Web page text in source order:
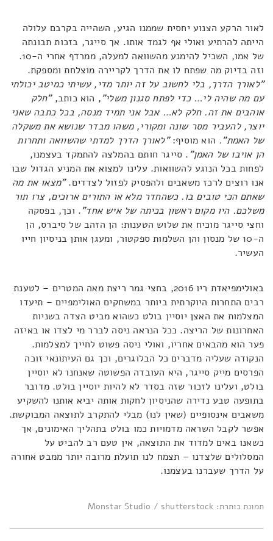
לאור הרקע הצנוע יחסית שממנו הגיע, השהייה בקרבם עלולה
הייתה להרתיע ואולי אף לגמד אותו. אך סייגר, בזכות תבונתה
של אמו, השכיל להימנע מהשוואה למעלה, ממרדף אחרי ה-10.
וזה בדיוק מה שפתח לו את הדרך לקריירה מוצלחת ומספקת.
"לאורך הדרך, בלי לחשוב על זה יותר מדי, עשיתי כמיטב יכולתי
עם מה שהיה לי… כדי לפתח סגנון משלי", הוא כותב,"חלק
אוהבים את זה. חלק לא… אבל אני תמיד מנסה, בכל כתבה שאני
יוצר, להעביר מסר שונה ומקורי, משהו מבדר שנושא את משקלה
של האמת". הוא מוסיף:"לאורך הדרך למדתי שהשוואה ותחרות
הן אויבו של האמן". סייגר חותם בהמלצה להתמקד בעצמנו,
לפחות בכל הנוגע להשוואות. עלינו למצוא את המניע הגדול שבו
אנו רוצים לרכז משאבים ולהפסיק לפזול לצדדים."מצאו את מה
שאתם הכי טובים בו. כשהחדר מלא או התורים ארוכים, צרו תור
משלכם. היו מקום ראשון בכיתה של איש אחד". וכך, בפסקה
וחצי סייגר מוכיח את שלוש הטענות: הן הזהב של סיברס, הן
ה-10 של מנסון והן השלמות ספקטור, ומעגן אותן בניסיון חייו
העשיר.
באולימפיאדת ריו 2016, בחצי גמר ריצת מאה המטרים – לטענת
רבים התחרות היוקרתית ביותר במשחקים האולימפיים – תיעדו
המצלמות את האצן יוסיין בולט כשהוא מביט הצדה בשניות
האחרונות של הריצה. ככל הנראה ניסה לברר מי לצדו או באיזה
פער הוא מהבאים אחריו, ואולי ניסה פשוט לחייך למצלמות.
הנקודה שעליה מדברים כל הבלוגרים, וכך גם העיתונאי זוכה
הפרסים מייק סייגר, היא העובדה הפשוטה שאנחנו לא יוסיין
בולט, ועלינו לזכור שזה בסדר לא להיות יוסיין בולט. מדובר
בתופעה טבע נדירה שהניסיון לחקות אותה יביא אותנו להשקיע
משאבים אינסופיים (שאין לנו) מבלי להתקרב לתוצאה המבוקשת.
אפשר לקבל השראה מדמויות כמו בולט בתהליך האימונים, אך
כשאנו באים למדוד את התוצאה, אין טעם רב להביט על
המסלולים שלצדנו – תצמח לנו תועלת מרובה יותר ממבט אחורה
על הדרך שעברנו בעצמנו.
תמונת כותרת: Monstar Studio / shutterstock